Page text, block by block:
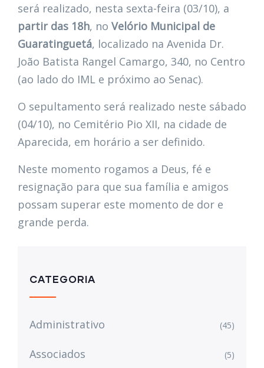
será realizado, nesta sexta-feira (03/10), a
partir das 18h, no Velório Municipal de
Guaratinguetá, localizado na Avenida Dr.
João Batista Rangel Camargo, 340, no Centro
(ao lado do IML e próximo ao Senac).
O sepultamento será realizado neste sábado
(04/10), no Cemitério Pio XII, na cidade de
Aparecida, em horário a ser definido.
Neste momento rogamos a Deus, fé e
resignação para que sua família e amigos
possam superar este momento de dor e
grande perda.
CATEGORIA
Administrativo (45)
Associados (5)